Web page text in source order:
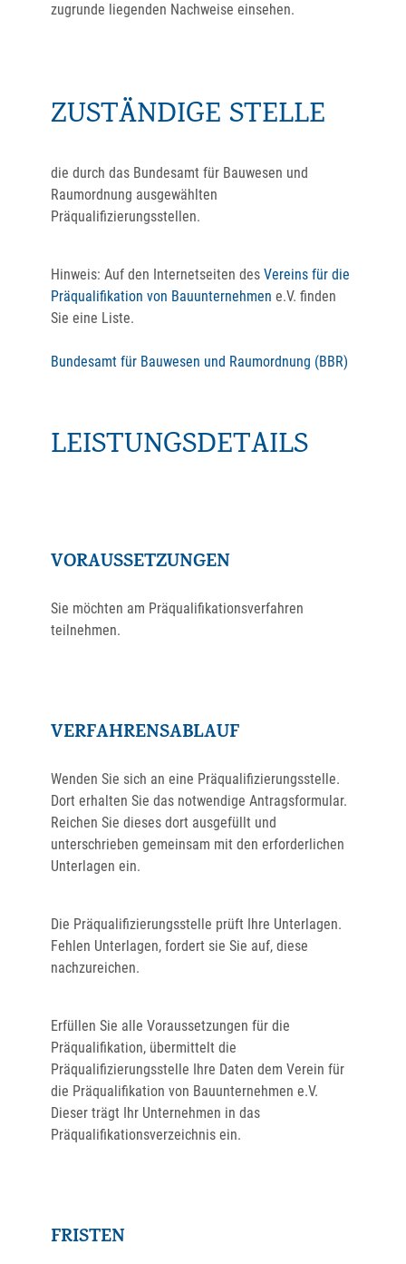
zugrunde liegenden Nachweise einsehen.
ZUSTÄNDIGE STELLE
die durch das Bundesamt für Bauwesen und
Raumordnung ausgewählten
Präqualifizierungsstellen.
Hinweis: Auf den Internetseiten des Vereins für die
Präqualifikation von Bauunternehmen e.V. finden
Sie eine Liste.
Bundesamt für Bauwesen und Raumordnung (BBR)
LEISTUNGSDETAILS
VORAUSSETZUNGEN
Sie möchten am Präqualifikationsverfahren
teilnehmen.
VERFAHRENSABLAUF
Wenden Sie sich an eine Präqualifizierungsstelle.
Dort erhalten Sie das notwendige Antragsformular.
Reichen Sie dieses dort ausgefüllt und
unterschrieben gemeinsam mit den erforderlichen
Unterlagen ein.
Die Präqualifizierungsstelle prüft Ihre Unterlagen.
Fehlen Unterlagen, fordert sie Sie auf, diese
nachzureichen.
Erfüllen Sie alle Voraussetzungen für die
Präqualifikation, übermittelt die
Präqualifizierungsstelle Ihre Daten dem Verein für
die Präqualifikation von Bauunternehmen e.V.
Dieser trägt Ihr Unternehmen in das
Präqualifikationsverzeichnis ein.
FRISTEN